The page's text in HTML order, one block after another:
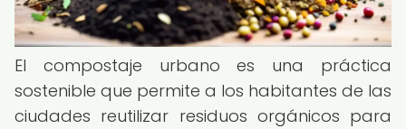
El compostaje urbano es una práctica
sostenible que permite a los habitantes de las
ciudades reutilizar residuos orgánicos para